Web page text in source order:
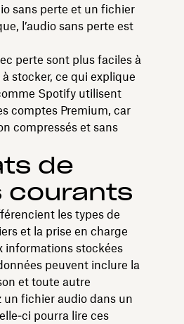
sans perte et un fichier
l’audio sans perte est
perte sont plus faciles à
stocker, ce qui explique
Spotify utilisent
comptes Premium, car
compressés et sans
de
courants
les types de
et la prise en charge
informations stockées
peuvent inclure la
et toute autre
fichier audio dans un
pourra lire ces